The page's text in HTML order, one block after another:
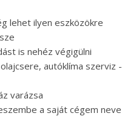
lehet ilyen eszközökre
is nehéz végigülni
autóklíma szerviz -
varázsa
a saját cégem neve